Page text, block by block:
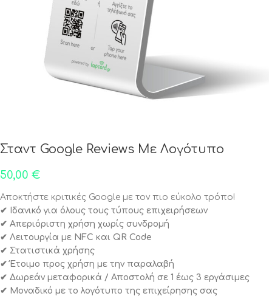
Σταντ Google Reviews Με Λογότυπο
50,00 €
Αποκτήστε κριτικές Google με τον πιο εύκολο τρόπο!
✔ Ιδανικό για όλους τους τύπους επιχειρήσεων
✔ Απεριόριστη χρήση χωρίς συνδρομή
✔ Λειτουργία με NFC και QR Code
✔ Στατιστικά χρήσης
✔ Έτοιμο προς χρήση με την παραλαβή
✔ Δωρεάν μεταφορικά / Αποστολή σε 1 έως 3 εργάσιμες
✔ Μοναδικό με το λογότυπο της επιχείρησης σας